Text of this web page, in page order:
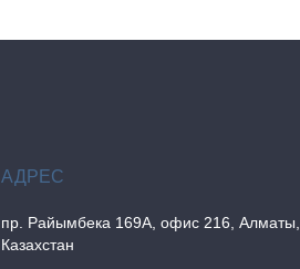
пр. Райымбека 169А, офис 216, Алматы,
Казахстан